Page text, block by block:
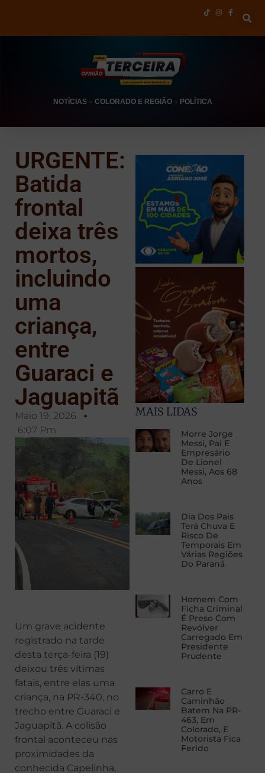
NOTÍCIAS– COLORADO E REGIÃO– POLÍTICA
URGENTE:
Batida
frontal
deixa três
mortos,
incluindo
uma
criança,
entre
Guaraci e
Jaguapitã
Maio 19, 2026
6:07 Pm
Um grave acidente
registrado na tarde
desta terça-feira (19)
deixou três vítimas
fatais, entre elas uma
criança, na PR-340, no
trecho entre Guaraci e
Jaguapitã. A colisão
frontal aconteceu nas
proximidades da
conhecida Capelinha,
MAIS LIDAS
Morre Jorge
Messi, Pai E
Empresário
De Lionel
Messi, Aos 68
Anos
Dia Dos Pais
Terá Chuva E
Risco De
Temporais Em
Várias Regiões
Do Paraná
Homem Com
Ficha Criminal
É Preso Com
Revólver
Carregado Em
Presidente
Prudente
Carro E
Caminhão
Batem Na PR-
463, Em
Colorado, E
Motorista Fica
Ferido